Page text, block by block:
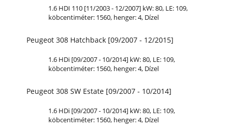
1.6 HDI 110 [11/2003 - 12/2007] kW: 80, LE: 109,
köbcentiméter: 1560, henger: 4, Dízel
Peugeot 308 Hatchback [09/2007 - 12/2015]
1.6 HDi [09/2007 - 10/2014] kW: 80, LE: 109,
köbcentiméter: 1560, henger: 4, Dízel
Peugeot 308 SW Estate [09/2007 - 10/2014]
1.6 HDi [09/2007 - 10/2014] kW: 80, LE: 109,
köbcentiméter: 1560, henger: 4, Dízel